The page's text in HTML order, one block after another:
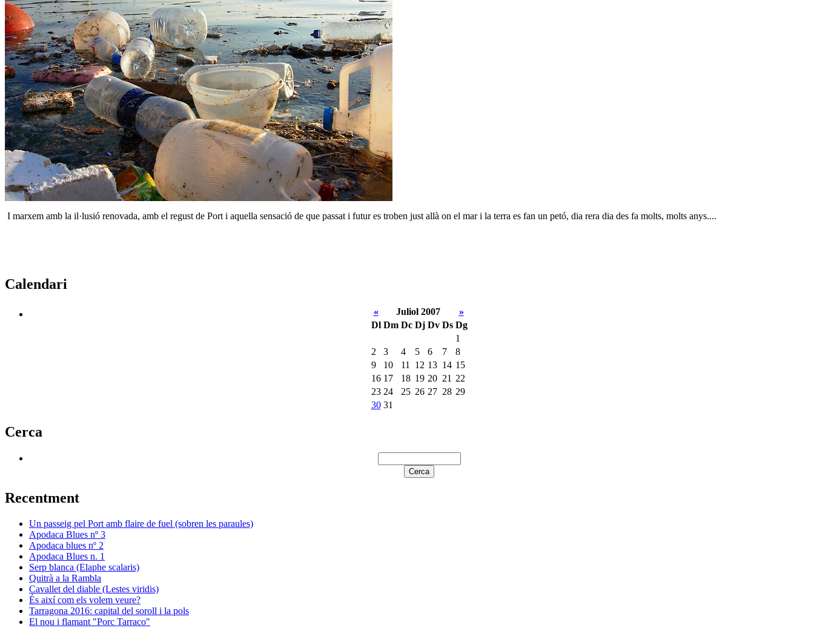
I marxem amb la il·lusió renovada, amb el regust de Port i aquella sensació de que passat i futur es troben just allà on el mar i la terra es fan un petó, dia rera dia des fa molts, molts anys....
Calendari
« Juliol 2007
»
Dl Dm Dc Dj Dv Ds Dg
1
2
3 4 5 6 7
8
9
10 11 12 13 14 15
16 17 18 19 20 21 22
23 24 25 26 27 28 29
30 31
Cerca
Recentment
Un passeig pel Port amb flaire de fuel (sobren les paraules)
Apodaca Blues nº 3
Apodaca blues nº 2
Apodaca Blues n. 1
Serp blanca (Elaphe scalaris)
Quitrà a la Rambla
Cavallet del diable (Lestes viridis)
És així com els volem veure?
Tarragona 2016: capital del soroll i la pols
El nou i flamant "Porc Tarraco"